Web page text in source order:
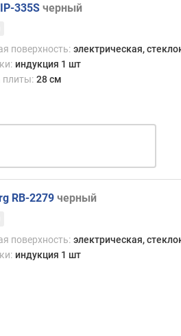
335S черный
поверхность: электрическая,
индукция 1 шт
28 см
RB-2279 черный
поверхность: электрическая,
индукция 1 шт